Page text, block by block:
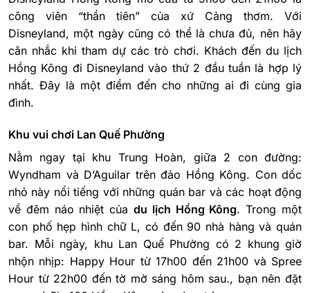
công viên “thần tiên” của xứ Cảng thơm. Với
Disneyland, một ngày cũng có thể là chưa đủ, nên hãy
cân nhắc khi tham dự các trò chơi. Khách đến du lịch
Hồng Kông đi Disneyland vào thứ 2 đầu tuần là hợp lý
nhất. Đây là một điểm đến cho những ai đi cùng gia
đình.
Khu vui chơi Lan Quế Phường
Nằm ngay tại khu Trung Hoàn, giữa 2 con đường:
Wyndham và D’Aguilar trên đảo Hồng Kông. Con dốc
nhỏ này nổi tiếng với những quán bar và các hoạt động
về đêm náo nhiệt của du lịch Hồng Kông. Trong một
con phố hẹp hình chữ L, có đến 90 nhà hàng và quán
bar. Mỗi ngày, khu Lan Quế Phường có 2 khung giờ
nhộn nhịp: Happy Hour từ 17h00 đến 21h00 và Spree
Hour từ 22h00 đến tờ mờ sáng hôm sau., bạn nên đặt